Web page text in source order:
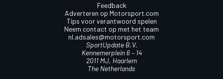
Feedback
Adverteren op Motorsport.com
Tips voor verantwoord spelen
Neem contact op met het team
nl.adsales@motorsport.com
SportUpdate B.V.
Kennemerplein 6 – 14
2011 MJ, Haarlem
The Netherlands